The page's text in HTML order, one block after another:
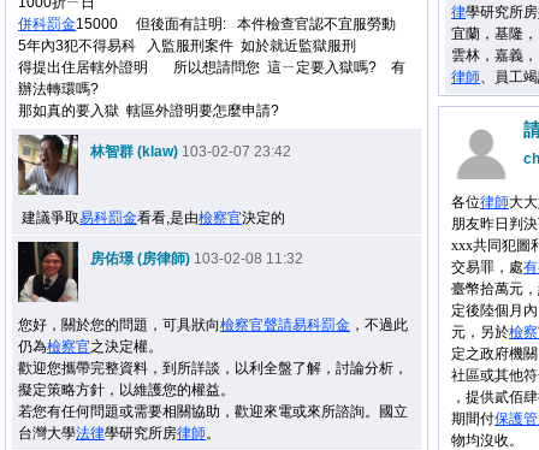
律學研究所房
宜蘭，基隆
雲林，嘉義
律師、員工
併科罰金15000 但後面有註明: 本件檢查官認不宜服勞動
5年內3犯不得易科 入監服刑案件 如於就近監獄服刑
得提出住居轄外證明 所以想請問您 這ㄧ定要入獄嗎? 有
辦法轉環嗎?
那如真的要入獄 轄區外證明要怎麼申請?
林智群 (klaw) 103-02-07 23:42
建議爭取易科罰金看看,是由檢察官決定的
房佑璟 (房律師) 103-02-08 11:32
您好，關於您的問題，可具狀向檢察官聲請易科罰金 ，不過此
仍為檢察官之決定權。
歡迎您攜帶完整資料，到所詳談，以利全盤了解，討論分析，
擬定策略方針，以維護您的權益。
若您有任何問題或需要相關協助，歡迎來電或來所諮詢。國立
台灣大學法律學研究所房律師。
各位律師大
朋友昨日判
xxx共同犯圖
交易罪，處
臺幣拾萬元，
定後陸個月
元，另於檢
定之政府機
社區或其他
，提供貳佰
期間付保護
物均沒收。